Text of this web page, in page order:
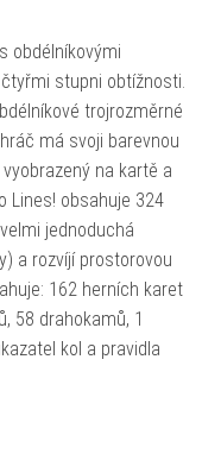
obdélníkovými
stupni obtížnosti.
trojrozměrné
má svoji barevnou
na kartě a
Lines! obsahuje 324
jednoduchá
a rozvíjí prostorovou
162 herních karet
58 drahokamů, 1
kol a pravidla